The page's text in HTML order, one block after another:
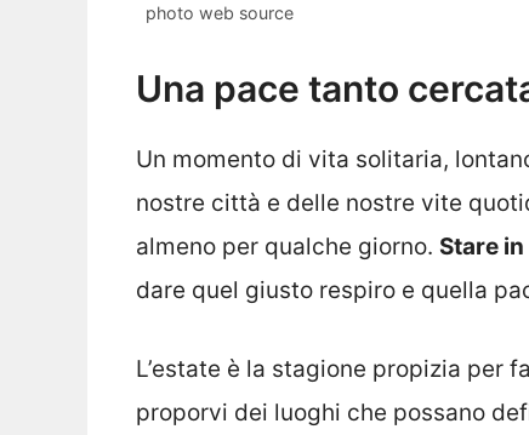
photo web source
Una pace tanto
Un momento di vita solitaria,
nostre città e delle nostre vite
almeno per qualche giorno. Stare
dare quel giusto respiro e quella
L’estate è la stagione propizia per
proporvi dei luoghi che possano